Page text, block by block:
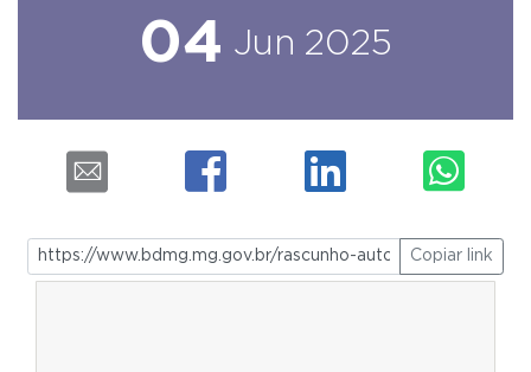
04 Jun 2025
Copiar link